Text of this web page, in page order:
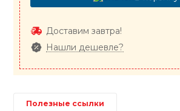
Доставим завтра!
Нашли дешевле?
Полезные ссылки